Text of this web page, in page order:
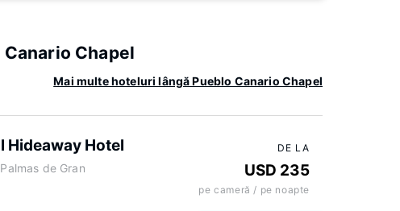
Chapel
Mai multe hoteluri lângă Pueblo Canario Chapel
Hideaway Hotel
de Gran
DE LA
USD 235
pe cameră / pe noapte